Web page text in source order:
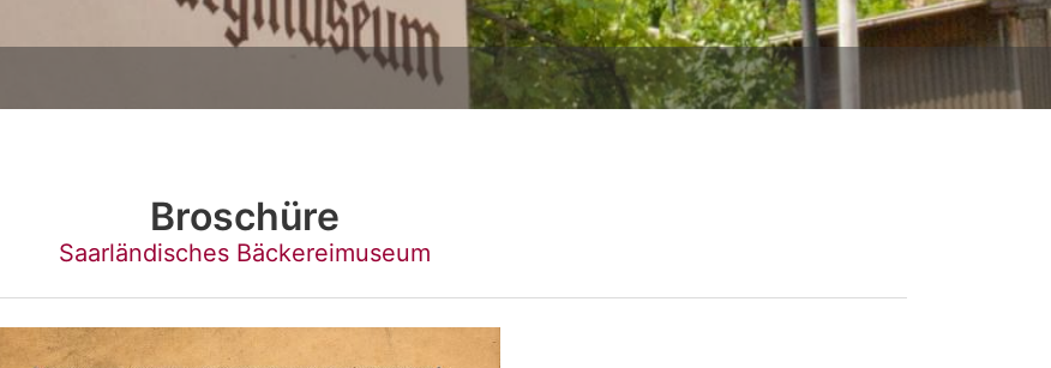
Broschüre
Saarländisches Bäckereimuseum